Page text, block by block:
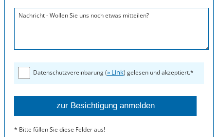
Nachricht - Wollen Sie uns noch etwas mitteilen?
Datenschutzvereinbarung (» Link) gelesen und akzeptiert.*
* Bitte füllen Sie diese Felder aus!